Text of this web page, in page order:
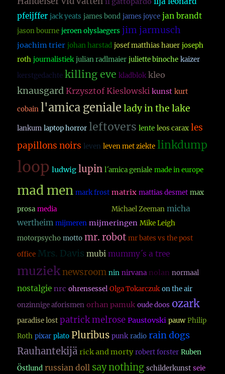
pfeijffer jack yeats james bond james joyce jan brandt
jason bourne jeroen olyslaegers jim jarmusch
joachim trier johan harstad josef matthias hauer joseph
roth journalistiek julian radlmaier juliette binoche kaizer
kerstgedachte killing eve kladblok kleo
knausgard Krzysztof Kieslowski kunst kurt
cobain l'amica geniale lady in the lake
lankum laptop horror leftovers lente leos carax les
papillons noirs leven leven met ziekte linkdump
loop ludwig lupin l´amica geniale made in europe
mad men mark frost matrix mattias desmet max
prosa media Michael Zeeman micha
wertheim mijmeren mijmeringen Mike Leigh
motorpsycho motto mr. robot mr bates vs the post
office Mrs. Davis mubi mummy´s a tree
muzieknewsroom nin nirvana nolan normaal
nostalgie nrc ohrensessel Olga Tokarczuk on the air
onzinnige aforismen orhan pamuk oude doos ozark
paradise lost patrick melrose Paustovski pauw Philip
Roth pixar plato Pluribus punk radio rain dogs
Rauhantekijä rick and morty robert forster Ruben
Östlund russian doll say nothing schilderkunst seie